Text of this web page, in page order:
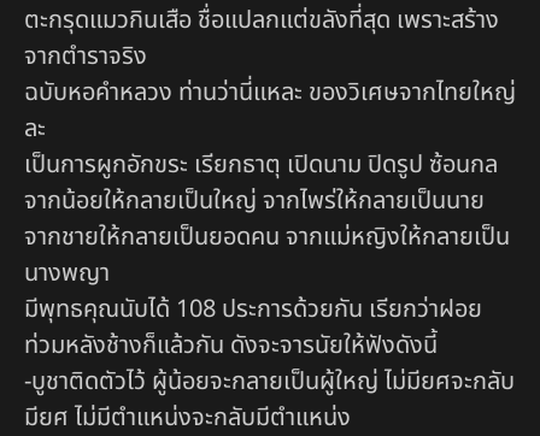
ตะกรุดแมวกินเสือ ชื่อแปลกแต่ขลังที่สุด เพราะสร้าง
จากตำราจริง
ฉบับหอคำหลวง ท่านว่านี่แหละ ของวิเศษจากไทยใหญ่
ละ
เป็นการผูกอักขระ เรียกธาตุ เปิดนาม ปิดรูป ซ้อนกล
จากน้อยให้กลายเป็นใหญ่ จากไพร่ให้กลายเป็นนาย
จากชายให้กลายเป็นยอดคน จากแม่หญิงให้กลายเป็น
นางพญา
มีพุทธคุณนับได้ 108 ประการด้วยกัน เรียกว่าฝอย
ท่วมหลังช้างก็แล้วกัน ดังจะจารนัยให้ฟังดังนี้
-บูชาติดตัวไว้ ผู้น้อยจะกลายเป็นผู้ใหญ่ ไม่มียศจะกลับ
มียศ ไม่มีตำแหน่งจะกลับมีตำแหน่ง